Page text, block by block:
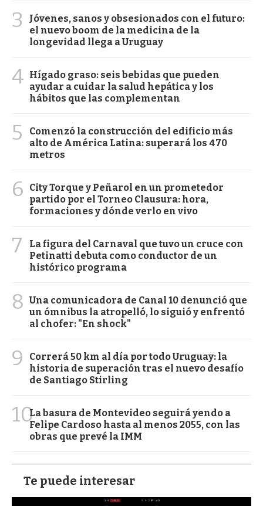
3
Jóvenes, sanos y obsesionados con el futuro:
el nuevo boom de la medicina de la
longevidad llega a Uruguay
4 Hígado graso: seis bebidas que pueden
ayudar a cuidar la salud hepática y los
hábitos que las complementan
5
Comenzó la construcción del edificio más
alto de América Latina: superará los 470
metros
6
City Torque y Peñarol en un prometedor
partido por el Torneo Clausura: hora,
formaciones y dónde verlo en vivo
7
La figura del Carnaval que tuvo un cruce con
Petinatti debuta como conductor de un
histórico programa
8 Una comunicadora de Canal 10 denunció que
un ómnibus la atropelló, lo siguió y enfrentó
al chofer: "En shock"
9
Correrá 50 km al día por todo Uruguay: la
historia de superación tras el nuevo desafío
de Santiago Stirling
10La basura de Montevideo seguirá yendo a
Felipe Cardoso hasta al menos 2055, con las
obras que prevé la IMM
Te puede interesar